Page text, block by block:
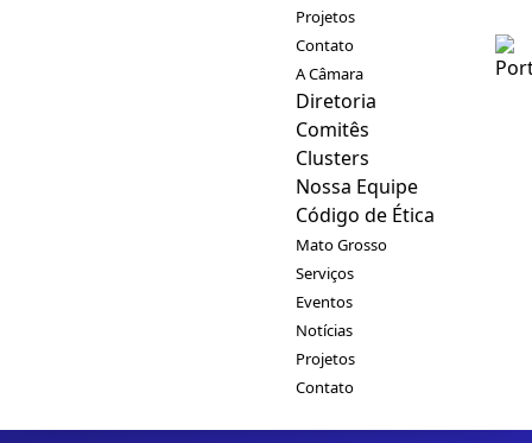
Projetos
Contato
A Câmara
Diretoria
Comitês
Clusters
Nossa Equipe
Código de Ética
Mato Grosso
Serviços
Eventos
Notícias
Projetos
Contato